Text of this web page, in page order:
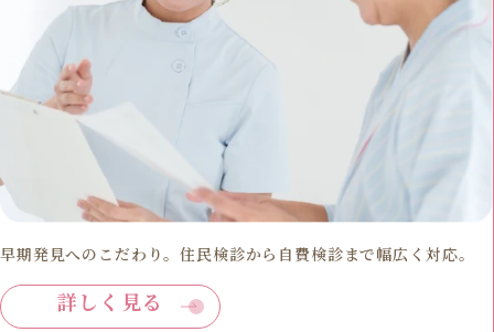
早期発見へのこだわり。住民検診から自費検診まで幅広く対応。
詳しく見る